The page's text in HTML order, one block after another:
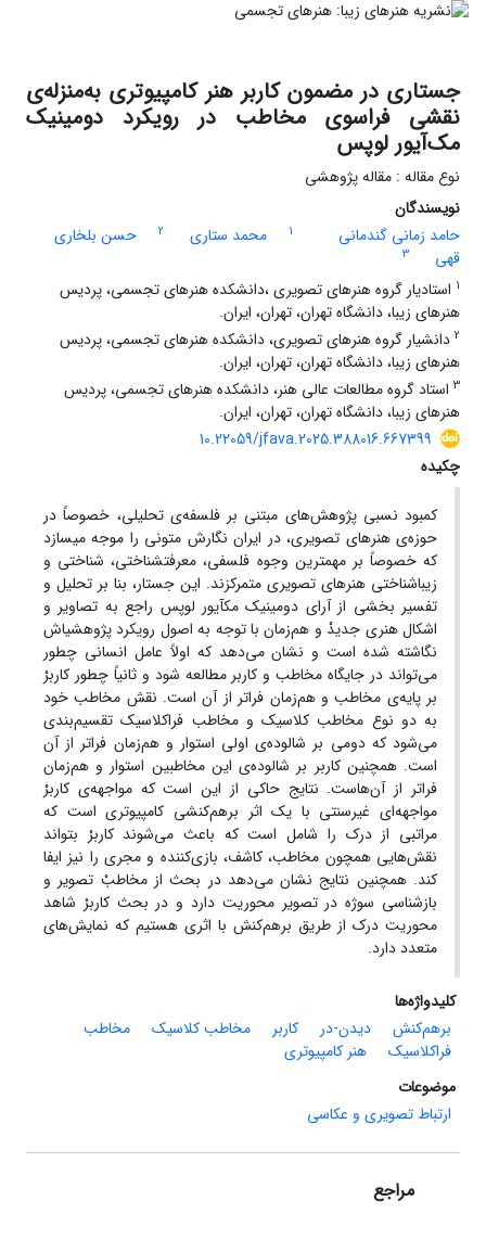
جستاری در مضمون کاربر هنر کامپیوتری به‌منزله‌ی
نقشی فراسوی مخاطب در رویکرد دومینیک
مک‌آیور لوپس
نوع مقاله : مقاله پژوهشی
نویسندگان
حامد زمانی گندمانی
1 محمد ستاری 2
حسن بلخاری
قهی
3
1 استادیار گروه هنرهای تصویری ،دانشکده هنرهای تجسمی، پردیس
هنرهای زیبا، دانشگاه تهران، تهران، ایران.
2 دانشیار گروه هنرهای تصویری، دانشکده هنرهای تجسمی، پردیس
هنرهای زیبا، دانشگاه تهران، تهران، ایران.
3 استاد گروه مطالعات عالی هنر، دانشکده هنرهای تجسمی، پردیس
هنرهای زیبا، دانشگاه تهران، تهران، ایران.
10.22059/jfava.2025.388016.667399
چکیده
کمبود نسبی پژوهش‌های مبتنی بر فلسفه‌ی تحلیلی، خصوصاً در
حوزه‌ی هنرهای تصویری، در ایران نگارش متونی را موجه می­سازد
که خصوصاً بر مهم­ترین وجوه فلسفی، معرفت­شناختی، شناختی و
زیباشناختی هنرهای تصویری متمرکزند. این جستار، بنا بر تحلیل و
تفسیر بخشی از آرای دومینیک مک­آیور لوپس راجع به تصاویر و
اشکال هنری جدیدْ و هم‌زمان با توجه به اصول رویکرد پژوهشی­اش
نگاشته شده است و نشان می‌دهد که اولاً عامل انسانی چطور
می‌تواند در جایگاه مخاطب و کاربر مطالعه شود و ثانیاً چطور کاربرْ
بر پایه‌ی مخاطب و هم‌زمان فراتر از آن است. نقش مخاطب خود
به دو نوع مخاطب کلاسیک و مخاطب فراکلاسیک تقسیم‌بندی
می‌شود که دومی بر شالوده‌ی اولی استوار و هم‌زمان فراتر از آن
است. همچنین کاربر بر شالوده‌ی این مخاطبین استوار و هم‌زمان
فراتر از آن‌هاست. نتایج حاکی از این است که مواجهه‌ی کاربرْ
مواجهه‌ای غیرسنتی با یک اثر برهم‌کنشی کامپیوتری است که
مراتبی از درک را شامل است که باعث می‌شوند کاربرْ بتواند
نقش‌هایی همچون مخاطب، کاشف، بازی‌کننده و مجری را نیز ایفا
کند. همچنین نتایج نشان می‌دهد در بحث از مخاطبْ تصویر و
بازشناسی سوژه در تصویر محوریت دارد و در بحث کاربرْ شاهد
محوریت درک از طریق برهم‌کنش با اثری هستیم که نمایش‌های
متعدد دارد.
کلیدواژه‌ها
برهم‌کنش
دیدن-در کاربر مخاطب کلاسیک
مخاطب
فراکلاسیک
هنر کامپیوتری
موضوعات
ارتباط تصویری و عکاسی
مراجع